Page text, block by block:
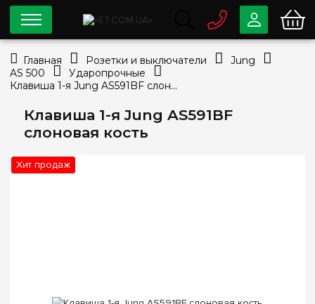
Клавиша 1-я Jung AS591BF
слоновая кость
Хит продаж
0 80033-63-07
info@e7.com.ua
Viber Telegram
Главная Розетки и выключатели
Jung
AS 500
Ударопрочные
Клавиша 1-я Jung AS591BF слоновая кость